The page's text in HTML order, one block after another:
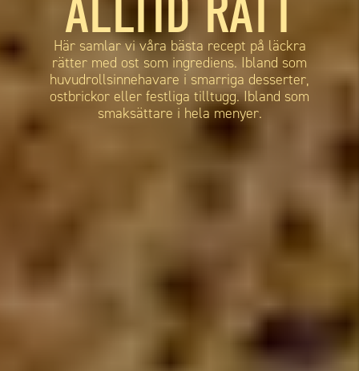
Här samlar vi våra bästa recept på läckra
rätter med ost som ingrediens. Ibland som
huvudrollsinnehavare i smarriga desserter,
ostbrickor eller festliga tilltugg. Ibland som
smaksättare i hela menyer.